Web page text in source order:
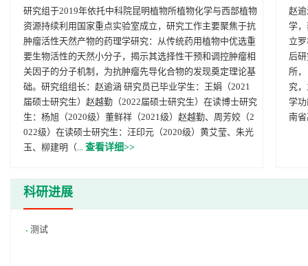
研究组于2019年依托中科院昆明植物所植物化学与西部植物
资源持续利用国家重点实验室成立，研究工作主要聚焦于抗
肿瘤活性天然产物的药理学研究：从传统药用植物中优选重
要生物活性的天然小分子，揭示其选择性干预和调控肿瘤相
关因子的分子机制，为抗肿瘤先导化合物的发现奠定理论基
础。研究组组长：赵逾涵 研究员已毕业学生：王娟（2021
届硕士研究生）赵越勤（2022届硕士研究生）在读博士研究
生：杨旭（2020级）董鲜祥（2021级）赵越勤、周芳姣（2
022级）在读硕士研究生：汪印元（2020级）黄艾莹、朱光
玉、柳建明（... 查看详细>>
赵
学
立
后
所
究
学
南
科研进展
测试